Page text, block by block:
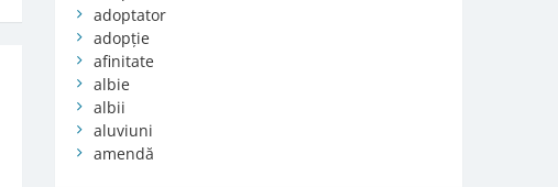
adoptator
adopție
afinitate
albie
albii
aluviuni
amendă